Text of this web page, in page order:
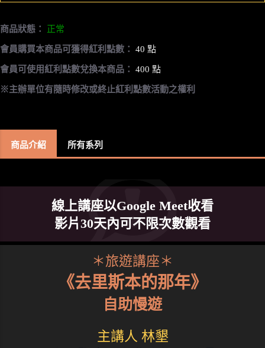
商品狀態： 正常
會員購買本商品可獲得紅利點數： 40 點
會員可使用紅利點數兌換本商品： 400 點
※主辦單位有隨時修改或終止紅利點數活動之權利
商品介紹 所有系列
線上講座以Google Meet收看
影片30天內可不限次數觀看
＊旅遊講座＊
《去里斯本的那年》
自助慢遊
主講人 林墾